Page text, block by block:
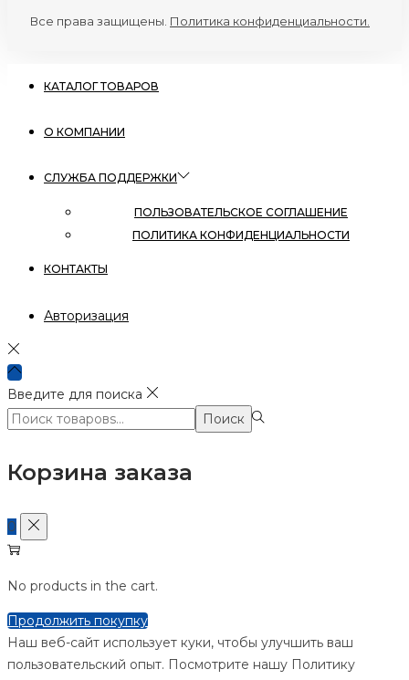
Все права защищены. Политика конфиденциальности.
КАТАЛОГ ТОВАРОВ
О КОМПАНИИ
СЛУЖБА ПОДДЕРЖКИ
ПОЛЬЗОВАТЕЛЬСКОЕ СОГЛАШЕНИЕ
ПОЛИТИКА КОНФИДЕНЦИАЛЬНОСТИ
КОНТАКТЫ
Авторизация
Введите для поиска
Поиск:>
Поиск
Корзина заказа
0
No products in the cart.
Продолжить покупку
Наш веб-сайт использует куки, чтобы улучшить ваш
пользовательский опыт. Посмотрите нашу Политику